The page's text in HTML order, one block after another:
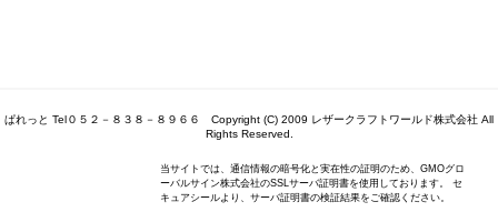
ぱれっと Tel０５２－８３８－８９６６ Copyright (C) 2009 レザークラフトワールド株式会社 All
Rights Reserved.
当サイトでは、通信情報の暗号化と実在性の証明のため、GMOグロ
ーバルサイン株式会社のSSLサーバ証明書を使用しております。 セ
キュアシールより、サーバ証明書の検証結果をご確認ください。